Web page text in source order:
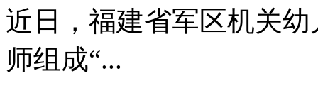
近日，福建省军区机关幼
师组成“...